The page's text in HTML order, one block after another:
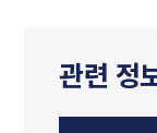
관련 정